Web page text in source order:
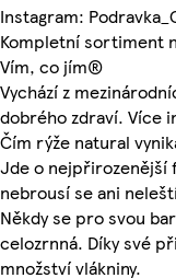
Instagram:
Kompletní sortiment
Vím, co jím®
Vychází z
dobrého zdraví. Více
Čím rýže natural
Jde o nejpřirozenější
nebrousí se ani
Někdy se pro svou
celozrnná. Díky své
množství vlákniny.